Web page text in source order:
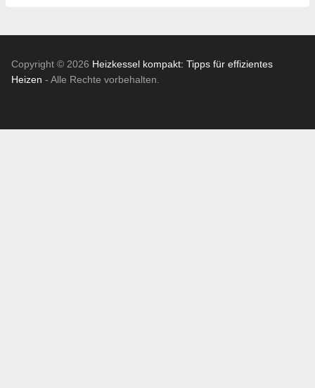
Copyright © 2026 Heizkessel kompakt: Tipps für effizientes
Heizen - Alle Rechte vorbehalten.